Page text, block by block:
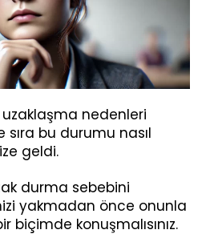
uzaklaşma nedenleri
sıra bu durumu nasıl
geldi.
durma sebebini
yakmadan önce onunla
biçimde konuşmalısınız.